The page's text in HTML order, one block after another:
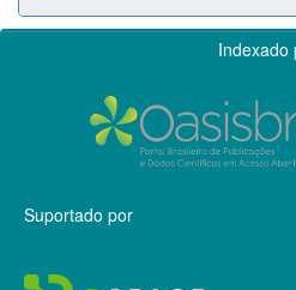
Indexado
Suportado por